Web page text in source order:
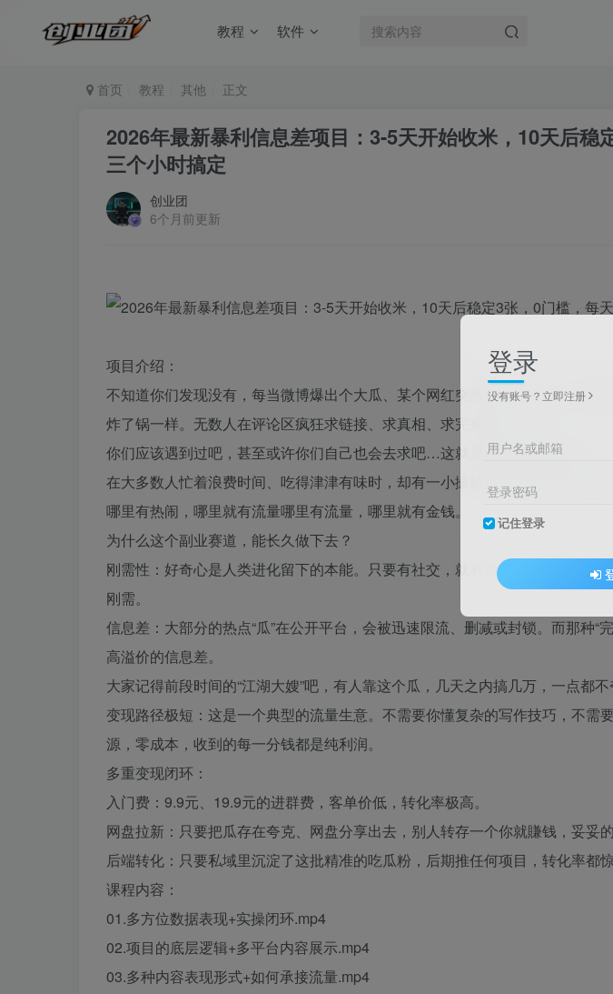
教程 软件
首页 教程 其他 正文
2026年最新暴利信息差项目：3-5天开始收米，10天后稳
三个小时搞定
创业团
6个月前更新
项目介绍：
不知道你们发现没有，每当微博爆出个大瓜、某个网红突然翻车，或者一段神
炸了锅一样。无数人在评论区疯狂求链接、求真相、求完整版…等等
你们应该遇到过吧，甚至或许你们自己也会去求吧…这就是吃瓜群众的力量。
在大多数人忙着浪费时间、吃得津津有味时，却有一小撮敏锐的互联网老司机已
哪里有热闹，哪里就有流量哪里有流量，哪里就有金钱。
为什么这个副业赛道，能长久做下去？
刚需性：好奇心是人类进化留下的本能。只要有社交，就有八卦。只要有八卦
刚需。
信息差：大部分的热点“瓜”在公开平台，会被迅速限流、删减或封锁。而那种“
高溢价的信息差。
大家记得前段时间的“江湖大嫂”吧，有人靠这个瓜，几天之内搞几万，一点都
变现路径极短：这是一个典型的流量生意。不需要你懂复杂的写作技巧，不需
源，零成本，收到的每一分钱都是纯利润。
多重变现闭环：
入门费：9.9元、19.9元的进群费，客单价低，转化率极高。
网盘拉新：只要把瓜存在夸克、网盘分享出去，别人转存一个你就賺钱，妥妥的
后端转化：只要私域里沉淀了这批精准的吃瓜粉，后期推任何项目，转化率都惊
课程内容：
01.多方位数据表现+实操闭环.mp4
02.项目的底层逻辑+多平台内容展示.mp4
03.多种内容表现形式+如何承接流量.mp4
登录
没有账号？立即注册
用户名或邮箱
登录密码
记住登录